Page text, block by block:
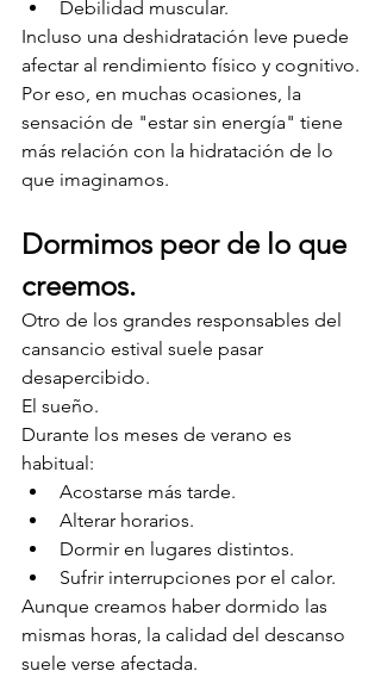
Debilidad muscular.
Incluso una deshidratación leve puede
afectar al rendimiento físico y cognitivo.
Por eso, en muchas ocasiones, la
sensación de "estar sin energía" tiene
más relación con la hidratación de lo
que imaginamos.
Dormimos peor de lo que
creemos.
Otro de los grandes responsables del
cansancio estival suele pasar
desapercibido.
El sueño.
Durante los meses de verano es
habitual:
Acostarse más tarde.
Alterar horarios.
Dormir en lugares distintos.
Sufrir interrupciones por el calor.
Aunque creamos haber dormido las
mismas horas, la calidad del descanso
suele verse afectada.